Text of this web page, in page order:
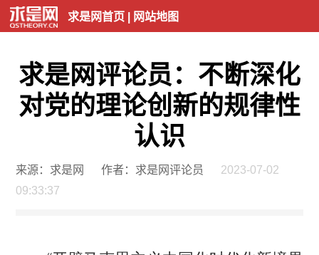
求是网首页| 网站地图
求是网评论员：不断深化
对党的理论创新的规律性
认识
来源：求是网 作者：求是网评论员
2023-07-02
09:33:37